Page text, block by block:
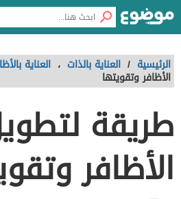
الرئيسية / العناية بالذات ، العناية
الأظافر وتقويتها
طريقة
الأظافر